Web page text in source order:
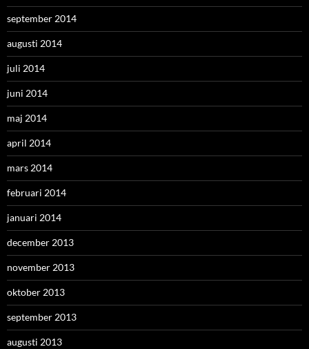
september 2014
augusti 2014
juli 2014
juni 2014
maj 2014
april 2014
mars 2014
februari 2014
januari 2014
december 2013
november 2013
oktober 2013
september 2013
augusti 2013